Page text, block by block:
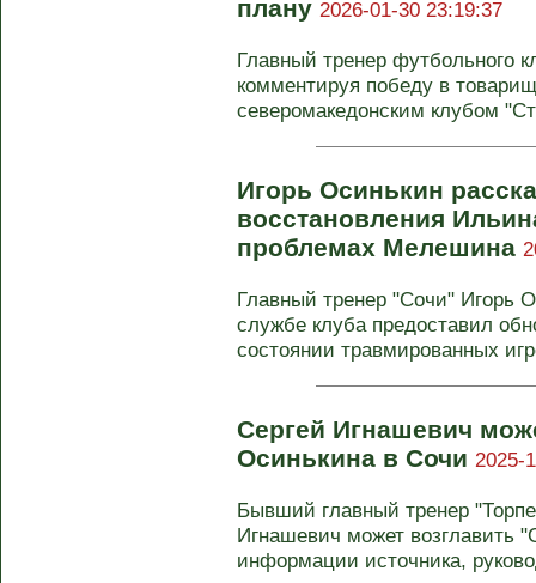
плану 2026-01-30 23:19:37
Главный тренер футбольного
комментируя победу в
северомакедонским клубом
Игорь Осинькин
восстановления
проблемах Мелешина
Главный тренер "Сочи" Игорь
службе клуба предоставил
состоянии травмированных
Сергей Игнашевич
Осинькина в Сочи 2025-
Бывший главный тренер
Игнашевич может возглавить
информации источника,